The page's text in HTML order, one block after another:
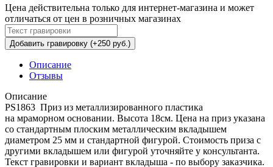
Цена действительна только для интернет-магазина и может
отличаться от цен в розничных магазинах
Добавить гравировку (+250 руб.)
Описание
Отзывы
Описание
PS1863 Приз из металлизированного пластика
на мраморном основании. Высота 18см. Цена на приз указана
со стандартным плоским металлическим вкладышем
диаметром 25 мм и стандартной фигурой. Стоимость приза с
другими вкладышем или фигурой уточняйте у консультанта.
Текст гравировки и вариант вкладыша - по выбору заказчика.